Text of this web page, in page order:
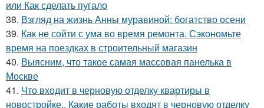
или Как сделать пугало
38. Взгляд на жизнь Анны муравиной: богатство осени
39. Как не сойти с ума во время ремонта. Сэкономьте
время на поездках в строительный магазин
40. Выясним, что такое самая массовая панелька в
Москве
41. Что входит в черновую отделку квартиры в
новостройке.. Какие работы входят в черновую отделку